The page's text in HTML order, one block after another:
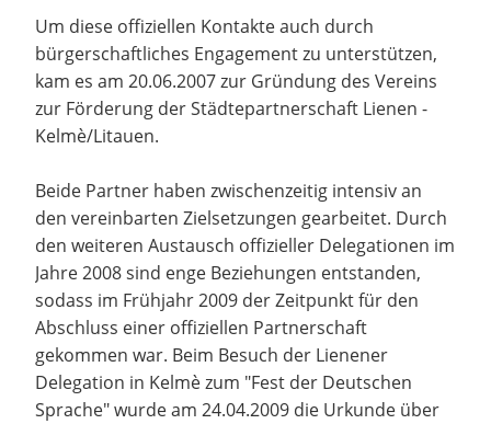
Um diese offiziellen Kontakte auch durch
bürgerschaftliches Engagement zu unterstützen,
kam es am 20.06.2007 zur Gründung des Vereins
zur Förderung der Städtepartnerschaft Lienen -
Kelmè/Litauen.
Beide Partner haben zwischenzeitig intensiv an
den vereinbarten Zielsetzungen gearbeitet. Durch
den weiteren Austausch offizieller Delegationen im
Jahre 2008 sind enge Beziehungen entstanden,
sodass im Frühjahr 2009 der Zeitpunkt für den
Abschluss einer offiziellen Partnerschaft
gekommen war. Beim Besuch der Lienener
Delegation in Kelmè zum "Fest der Deutschen
Sprache" wurde am 24.04.2009 die Urkunde über